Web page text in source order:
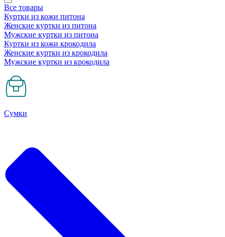
Все товары
Куртки из кожи питона
Женские куртки из питона
Мужские куртки из питона
Куртки из кожи крокодила
Женские куртки из крокодила
Мужские куртки из крокодила
Сумки